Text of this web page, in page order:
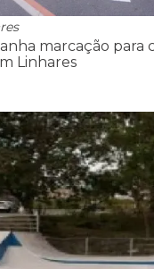
marcação para
Linhares